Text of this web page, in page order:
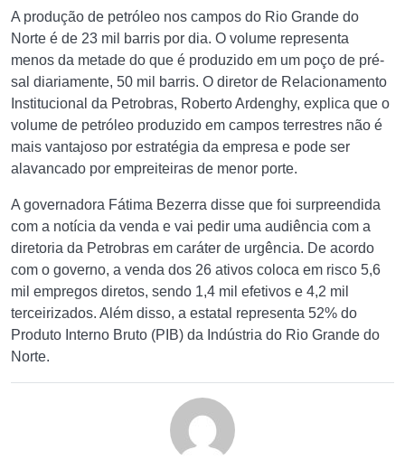
A produção de petróleo nos campos do Rio Grande do
Norte é de 23 mil barris por dia. O volume representa
menos da metade do que é produzido em um poço de pré-
sal diariamente, 50 mil barris. O diretor de Relacionamento
Institucional da Petrobras, Roberto Ardenghy, explica que o
volume de petróleo produzido em campos terrestres não é
mais vantajoso por estratégia da empresa e pode ser
alavancado por empreiteiras de menor porte.
A governadora Fátima Bezerra disse que foi surpreendida
com a notícia da venda e vai pedir uma audiência com a
diretoria da Petrobras em caráter de urgência. De acordo
com o governo, a venda dos 26 ativos coloca em risco 5,6
mil empregos diretos, sendo 1,4 mil efetivos e 4,2 mil
terceirizados. Além disso, a estatal representa 52% do
Produto Interno Bruto (PIB) da Indústria do Rio Grande do
Norte.